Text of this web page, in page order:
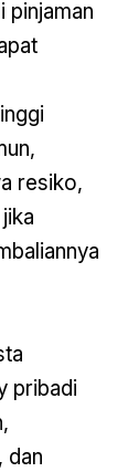
pinjaman
resiko,
pribadi
dan